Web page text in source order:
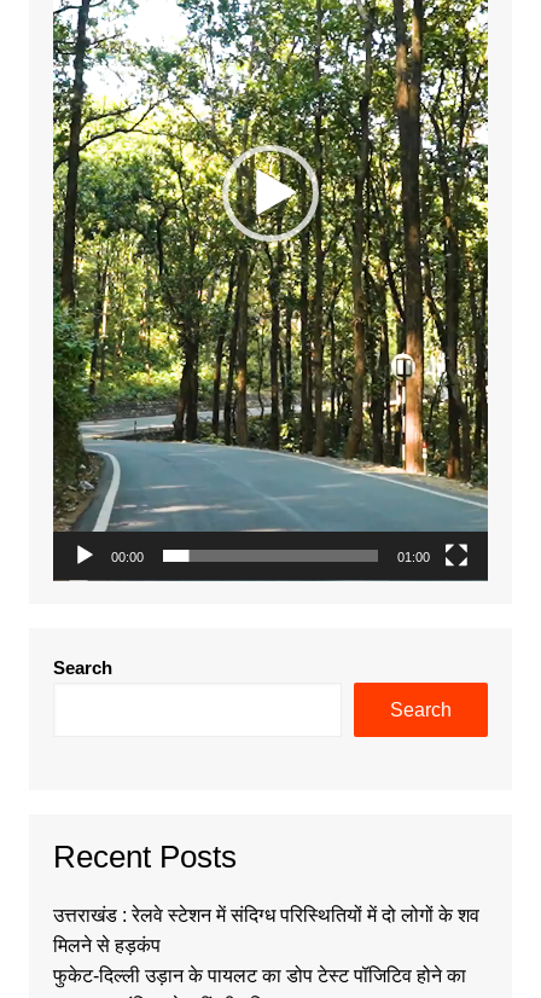
00:00 01:00
Search
Search
Recent Posts
उत्तराखंड : रेलवे स्टेशन में संदिग्ध परिस्थितियों में दो लोगों के शव
मिलने से हड़कंप
फुकेट-दिल्ली उड़ान के पायलट का डोप टेस्ट पॉजिटिव होने का